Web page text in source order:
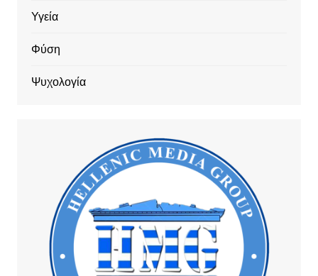
Υγεία
Φύση
Ψυχολογία